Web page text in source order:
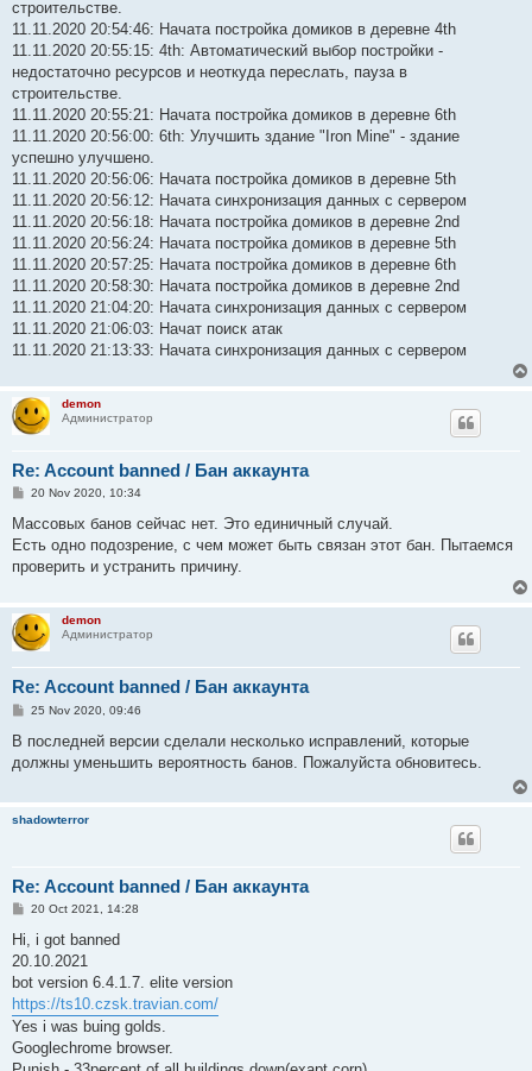
строительстве.
11.11.2020 20:54:46: Начата постройка домиков в деревне 4th
11.11.2020 20:55:15: 4th: Автоматический выбор постройки -
недостаточно ресурсов и неоткуда переслать, пауза в
строительстве.
11.11.2020 20:55:21: Начата постройка домиков в деревне 6th
11.11.2020 20:56:00: 6th: Улучшить здание "Iron Mine" - здание
успешно улучшено.
11.11.2020 20:56:06: Начата постройка домиков в деревне 5th
11.11.2020 20:56:12: Начата синхронизация данных с сервером
11.11.2020 20:56:18: Начата постройка домиков в деревне 2nd
11.11.2020 20:56:24: Начата постройка домиков в деревне 5th
11.11.2020 20:57:25: Начата постройка домиков в деревне 6th
11.11.2020 20:58:30: Начата постройка домиков в деревне 2nd
11.11.2020 21:04:20: Начата синхронизация данных с сервером
11.11.2020 21:06:03: Начат поиск атак
11.11.2020 21:13:33: Начата синхронизация данных с сервером
demon
Администратор
Re: Account banned / Бан аккаунта
P
s
20 Nov 2020, 10:34
Массовых банов сейчас нет. Это единичный случай.
Есть одно подозрение, с чем может быть связан этот бан. Пытаемся
проверить и устранить причину.
demon
Администратор
Re: Account banned / Бан аккаунта
P
s
25 Nov 2020, 09:46
В последней версии сделали несколько исправлений, которые
должны уменьшить вероятность банов. Пожалуйста обновитесь.
shadowterror
Re: Account banned / Бан аккаунта
P
t
20 Oct 2021, 14:28
Hi, i got banned
20.10.2021
bot version 6.4.1.7. elite version
https://ts10.czsk.travian.com/
Yes i was buing golds.
Googlechrome browser.